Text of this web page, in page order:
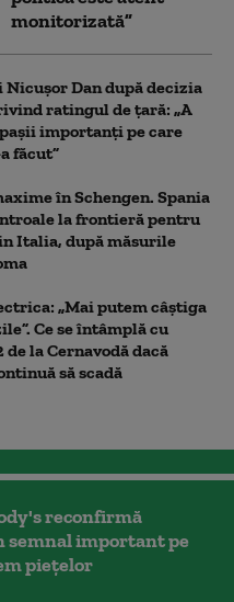
monitorizată”
Nicușor Dan după decizia
ratingul de țară: „A
importanți pe care
făcut”
în Schengen. Spania
la frontieră pentru
Italia, după măsurile
„Mai putem câștiga
Ce se întâmplă cu
la Cernavodă dacă
să scadă
reconfirmă
semnal important pe
piețelor